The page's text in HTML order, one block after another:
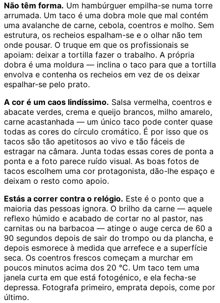
Não têm forma. Um hambúrguer empilha-se numa torre
arrumada. Um taco é uma dobra mole que mal contém
uma avalanche de carne, cebola, coentros e molho. Sem
estrutura, os recheios espalham-se e o olhar não tem
onde pousar. O truque em que os profissionais se
apoiam: deixar a tortilla fazer o trabalho. A própria
dobra é uma moldura — inclina o taco para que a tortilla
envolva e contenha os recheios em vez de os deixar
espalhar-se pelo prato.
A cor é um caos lindíssimo. Salsa vermelha, coentros e
abacate verdes, crema e queijo brancos, milho amarelo,
carne acastanhada — um único taco pode conter quase
todas as cores do círculo cromático. É por isso que os
tacos são tão apetitosos ao vivo e tão fáceis de
estragar na câmara. Junta todas essas cores de ponta a
ponta e a foto parece ruído visual. As boas fotos de
tacos escolhem uma cor protagonista, dão-lhe espaço e
deixam o resto como apoio.
Estás a correr contra o relógio. Este é o ponto que a
maioria das pessoas ignora. O brilho da carne — aquele
reflexo húmido e acabado de cortar no al pastor, nas
carnitas ou na barbacoa — atinge o auge cerca de 60 a
90 segundos depois de sair do trompo ou da plancha, e
depois esmorece à medida que arrefece e a superfície
seca. Os coentros frescos começam a murchar em
poucos minutos acima dos 20 °C. Um taco tem uma
janela curta em que está fotogénico, e ela fecha-se
depressa. Fotografa primeiro, emprata depois, come por
último.